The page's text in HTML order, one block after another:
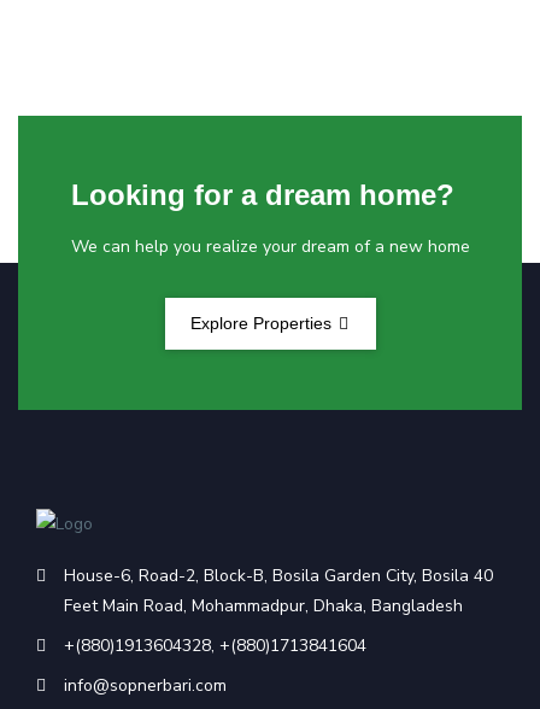
Looking for a dream home?
We can help you realize your dream of a new home
Explore Properties
House-6, Road-2, Block-B, Bosila Garden City, Bosila 40
Feet Main Road, Mohammadpur, Dhaka, Bangladesh
+(880)1913604328, +(880)1713841604
info@sopnerbari.com